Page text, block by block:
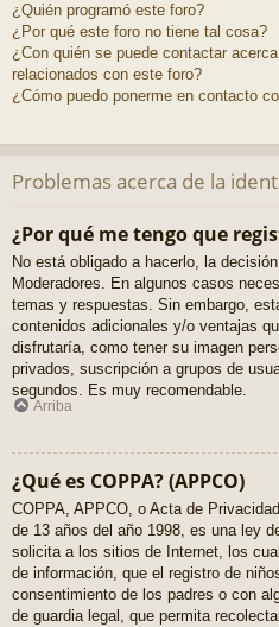
¿Quién programó este foro?
¿Por qué este foro no tiene tal cosa?
¿Con quién se puede contactar
relacionados con este foro?
¿Cómo puedo ponerme en contacto
Problemas acerca de la
¿Por qué me tengo que
No está obligado a hacerlo, la
Moderadores. En algunos casos
temas y respuestas. Sin embargo,
contenidos adicionales y/o ventajas
disfrutaría, como tener su imagen
privados, suscripción a grupos de
segundos. Es muy recomendable.
Arriba
¿Qué es COPPA? (APPCO)
COPPA, APPCO, o Acta de
de 13 años del año 1998, es una ley
solicita a los sitios de Internet, los
de información, que el registro de
consentimiento de los padres o con
de guardia legal, que permita